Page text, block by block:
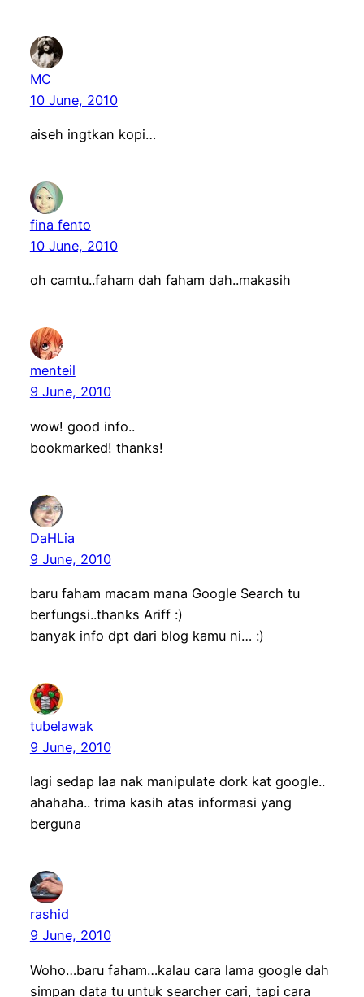
MC
10 June, 2010
aiseh ingtkan kopi…
fina fento
10 June, 2010
oh camtu..faham dah faham dah..makasih
menteil
9 June, 2010
wow! good info..
bookmarked! thanks!
DaHLia
9 June, 2010
baru faham macam mana Google Search tu
berfungsi..thanks Ariff :)
banyak info dpt dari blog kamu ni… :)
tubelawak
9 June, 2010
lagi sedap laa nak manipulate dork kat google..
ahahaha.. trima kasih atas informasi yang
berguna
rashid
9 June, 2010
Woho…baru faham…kalau cara lama google dah
simpan data tu untuk searcher cari, tapi cara